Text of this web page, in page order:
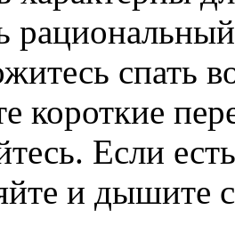
спать
короткие
Если
и дышите